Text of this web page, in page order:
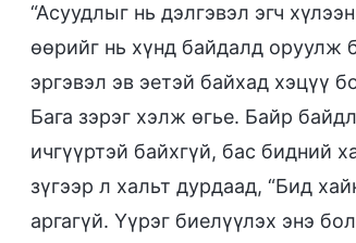
“Асуудлыг нь дэлгэвэл эгч
өөрийг нь хүнд байдалд оруулж
эргэвэл эв эетэй байхад хэцүү
Бага зэрэг хэлж өгье. Байр
ичгүүртэй байхгүй, бас бидний
зүгээр л хальт дурдаад, “Бид
аргагүй. Үүрэг биелүүлэх энэ